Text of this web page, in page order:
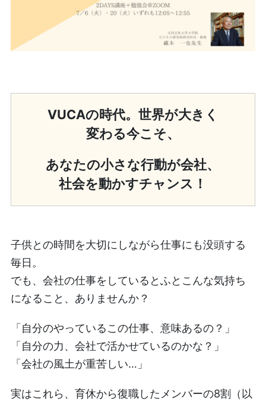
VUCAの時代。世界が大きく
変わる今こそ、
あなたの小さな行動が会社、
社会を動かすチャンス！
子供との時間を大切にしながら仕事にも没頭する
毎日。
でも、会社の仕事をしているとふとこんな気持ち
になること、ありませんか？
「自分のやっているこの仕事、意味あるの？」
「自分の力、会社で活かせているのかな？」
「会社の風土が重苦しい…」
実はこれら、育休から復職したメンバーの8割（以